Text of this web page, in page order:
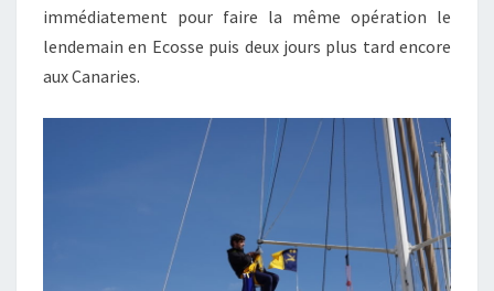
immédiatement pour faire la même opération le
lendemain en Ecosse puis deux jours plus tard encore
aux Canaries.